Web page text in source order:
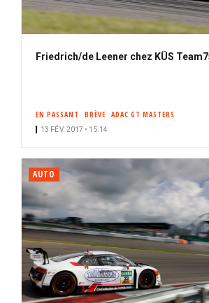
Friedrich/de Leener chez KÜS
EN PASSANT BRÈVE ADAC GT MASTERS
13 FÉV. 2017 • 15:14
AUTO